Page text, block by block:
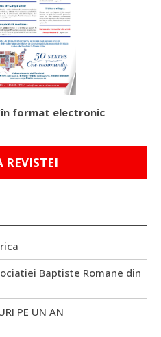
format electronic
REVISTEI
Baptiste Romane din
PE UN AN